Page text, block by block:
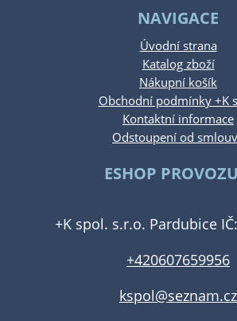
NAVIGACE
Úvodní strana
Katalog zboží
Nákupní košík
Obchodní podmínky +K
Kontaktní informace
Odstoupení od
ESHOP
+K spol. s.r.o. Pardubice
+420607659956
kspol@seznam.cz